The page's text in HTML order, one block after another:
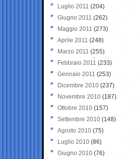
Luglio 2011 (204)
Giugno 2011 (262)
Maggio 2011 (273)
Aprile 2011 (248)
Marzo 2011 (255)
Febbraio 2011 (233)
Gennaio 2011 (253)
Dicembre 2010 (237)
Novembre 2010 (187)
Ottobre 2010 (157)
Settembre 2010 (148)
Agosto 2010 (75)
Luglio 2010 (86)
Giugno 2010 (76)